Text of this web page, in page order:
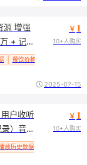
源 增强
+ 记录
支持推
餐饮价格分析数据
￥ 1
10+人购买
2025-07-15
户收听
）音
用户偏
放历史数据
￥ 1
10+人购买